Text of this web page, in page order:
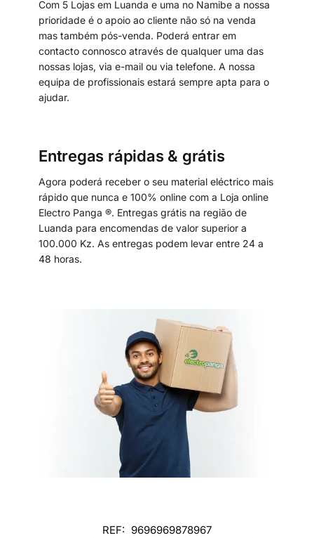
Com 5 Lojas em Luanda e uma no Namibe a nossa
prioridade é o apoio ao cliente não só na venda
mas também pós-venda. Poderá entrar em
contacto connosco através de qualquer uma das
nossas lojas, via e-mail ou via telefone. A nossa
equipa de profissionais estará sempre apta para o
ajudar.
Entregas rápidas & grátis
Agora poderá receber o seu material eléctrico mais
rápido que nunca e 100% online com a Loja online
Electro Panga ®. Entregas grátis na região de
Luanda para encomendas de valor superior a
100.000 Kz. As entregas podem levar entre 24 a
48 horas.
REF: 9696969878967